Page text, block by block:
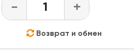
- +
Возврат и обмен